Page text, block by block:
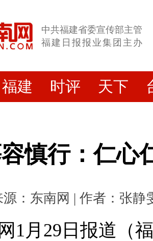
中共福建省委宣传部主管
福建日报报业集团主办
福建 时评 天下
慎行：仁心
源：东南网 | 作者：张静
1月29日报道（